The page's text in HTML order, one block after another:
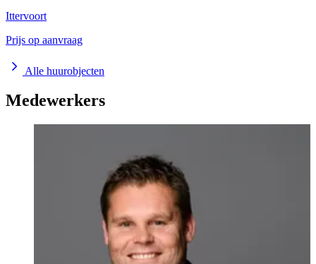
Ittervoort
Prijs op aanvraag
Alle huurobjecten
Medewerkers